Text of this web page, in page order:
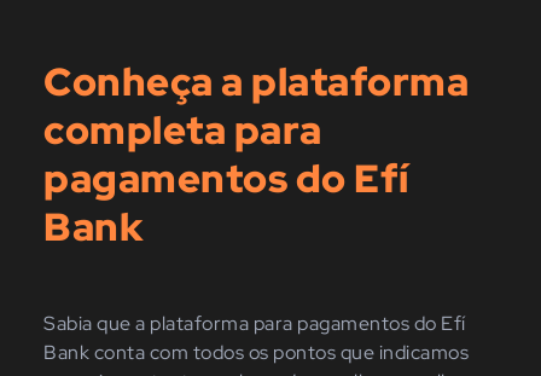
Conheça a plataforma
completa para
pagamentos do Efí
Bank
Sabia que a plataforma para pagamentos do Efí
Bank conta com todos os pontos que indicamos